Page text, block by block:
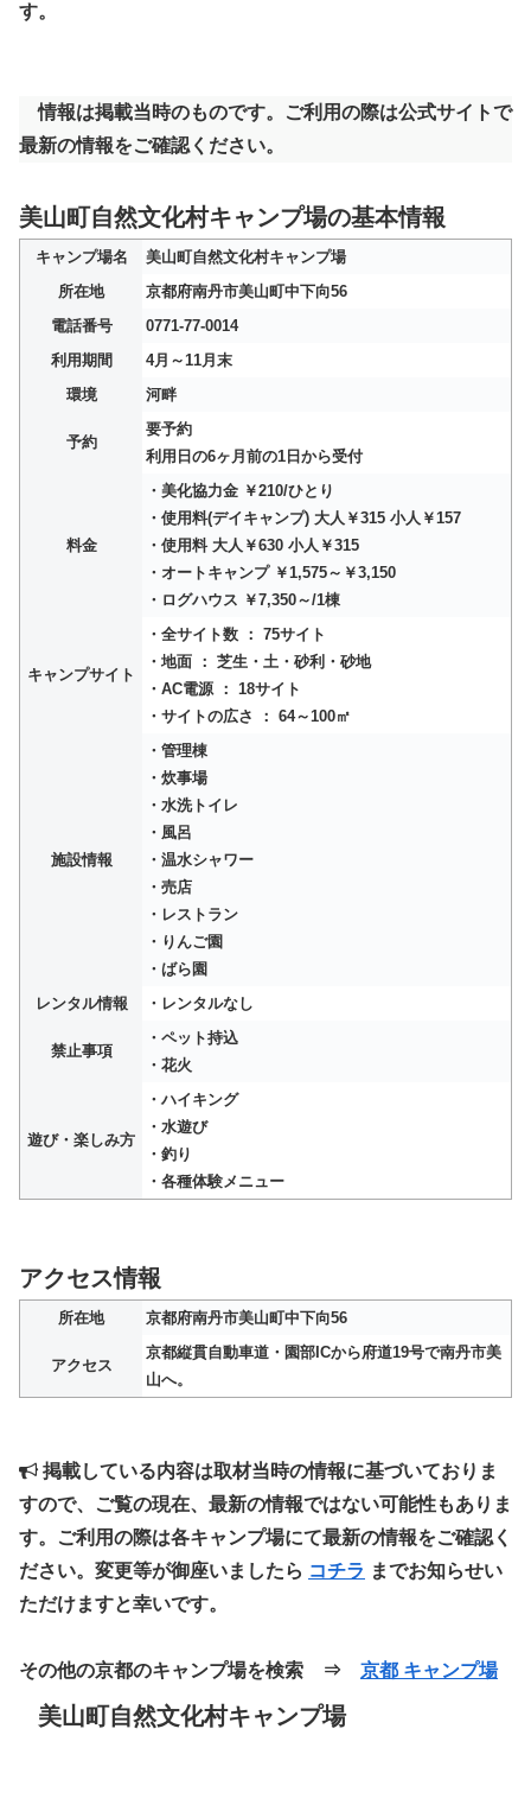
す。
情報は掲載当時のものです。ご利用の際は公式サイトで
最新の情報をご確認ください。
美山町自然文化村キャンプ場の基本情報
キャンプ場名
美山町自然文化村キャンプ場
所在地
京都府南丹市美山町中下向56
電話番号
0771-77-0014
利用期間
4月～11月末
環境
河畔
予約
要予約
利用日の6ヶ月前の1日から受付
料金
・美化協力金 ￥210/ひとり
・使用料(デイキャンプ) 大人￥315 小人￥157
・使用料 大人￥630 小人￥315
・オートキャンプ ￥1,575～￥3,150
・ログハウス ￥7,350～/1棟
キャンプサイト
・全サイト数 ： 75サイト
・地面 ： 芝生・土・砂利・砂地
・AC電源 ： 18サイト
・サイトの広さ ： 64～100㎡
施設情報
・管理棟
・炊事場
・水洗トイレ
・風呂
・温水シャワー
・売店
・レストラン
・りんご園
・ばら園
レンタル情報
・レンタルなし
禁止事項
・ペット持込
・花火
遊び・楽しみ方
・ハイキング
・水遊び
・釣り
・各種体験メニュー
アクセス情報
所在地 京都府南丹市美山町中下向56
アクセス
京都縦貫自動車道・園部ICから府道19号で南丹市美
山へ。
掲載している内容は取材当時の情報に基づいておりま
すので、ご覧の現在、最新の情報ではない可能性もありま
す。ご利用の際は各キャンプ場にて最新の情報をご確認く
ださい。変更等が御座いましたら コチラ までお知らせい
ただけますと幸いです。
その他の京都のキャンプ場を検索 ⇒ 京都 キャンプ場
美山町自然文化村キャンプ場